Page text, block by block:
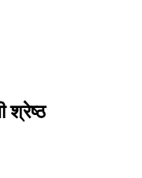
श्रेष्ठ